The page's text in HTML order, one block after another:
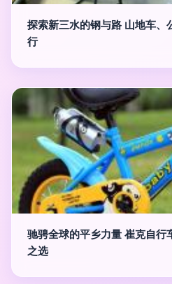
探索新三水的钢与路 山地车、
行
驰骋全球的平乡力量 崔克自行
之选